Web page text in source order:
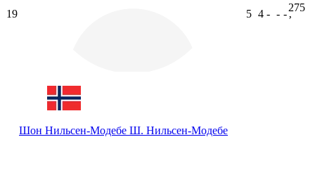
19
Шон Нильсен-Модебе Ш. Нильсен-Модебе
5 4 - - -
275
ʼ